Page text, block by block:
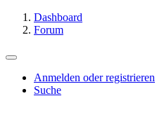
Dashboard
Forum
Anmelden oder registrieren
Suche